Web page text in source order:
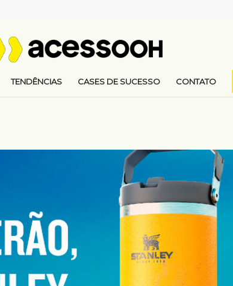
TENDÊNCIAS CASES DE SUCESSO CONTATO